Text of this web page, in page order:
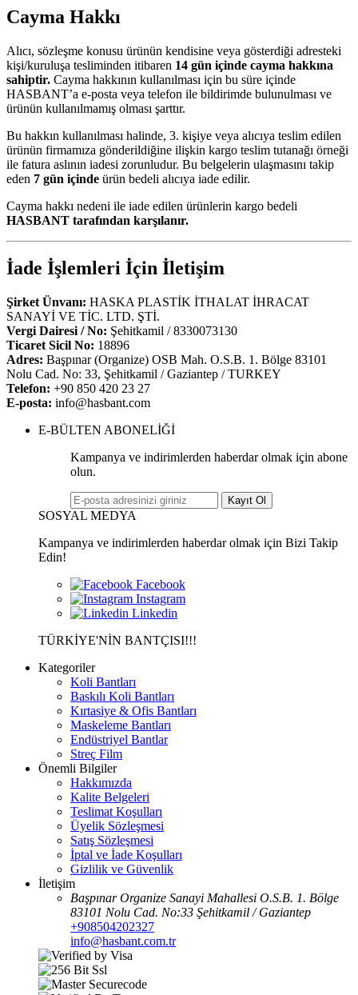
Cayma Hakkı
Alıcı, sözleşme konusu ürünün kendisine veya gösterdiği adresteki
kişi/kuruluşa tesliminden itibaren 14 gün içinde cayma hakkına
sahiptir. Cayma hakkının kullanılması için bu süre içinde
HASBANT’a e-posta veya telefon ile bildirimde bulunulması ve
ürünün kullanılmamış olması şarttır.
Bu hakkın kullanılması halinde, 3. kişiye veya alıcıya teslim edilen
ürünün firmamıza gönderildiğine ilişkin kargo teslim tutanağı örneği
ile fatura aslının iadesi zorunludur. Bu belgelerin ulaşmasını takip
eden 7 gün içinde ürün bedeli alıcıya iade edilir.
Cayma hakkı nedeni ile iade edilen ürünlerin kargo bedeli
HASBANT tarafından karşılanır.
İade İşlemleri İçin İletişim
Şirket Ünvanı: HASKA PLASTİK İTHALAT İHRACAT
SANAYİ VE TİC. LTD. ŞTİ.
Vergi Dairesi / No: Şehitkamil / 8330073130
Ticaret Sicil No: 18896
Adres: Başpınar (Organize) OSB Mah. O.S.B. 1. Bölge 83101
Nolu Cad. No: 33, Şehitkamil / Gaziantep / TURKEY
Telefon: +90 850 420 23 27
E-posta: info@hasbant.com
E-BÜLTEN ABONELİĞİ
Kampanya ve indirimlerden haberdar olmak için abone
olun.
Kayıt Ol
SOSYAL MEDYA
Kampanya ve indirimlerden haberdar olmak için Bizi Takip
Edin!
TÜRKİYE'NİN BANTÇISI!!!
Kategoriler
Koli Bantları
Baskılı Koli Bantları
Kırtasiye & Ofis Bantları
Maskeleme Bantları
Endüstriyel Bantlar
Streç Film
Önemli Bilgiler
Hakkımızda
Kalite Belgeleri
Teslimat Koşulları
Üyelik Sözleşmesi
Satış Sözleşmesi
İptal ve İade Koşulları
Gizlilik ve Güvenlik
İletişim
Başpınar Organize Sanayi Mahallesi O.S.B. 1. Bölge
83101 Nolu Cad. No:33 Şehitkamil / Gaziantep
+908504202327
info@hasbant.com.tr